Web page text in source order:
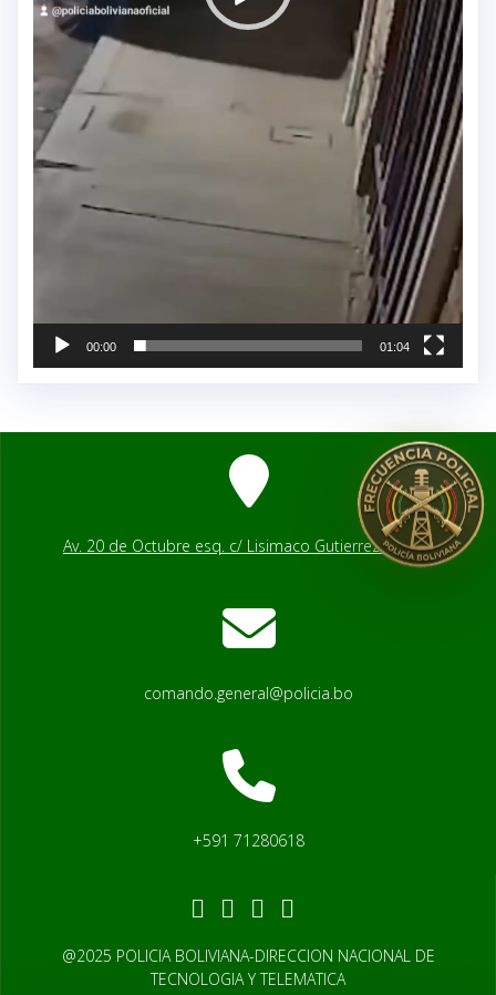
00:00 01:04
Av. 20 de Octubre esq. c/ Lisimaco Gutierrez # 2541
comando.general@policia.bo
+591 71280618
@2025 POLICIA BOLIVIANA-DIRECCION NACIONAL DE
TECNOLOGIA Y TELEMATICA